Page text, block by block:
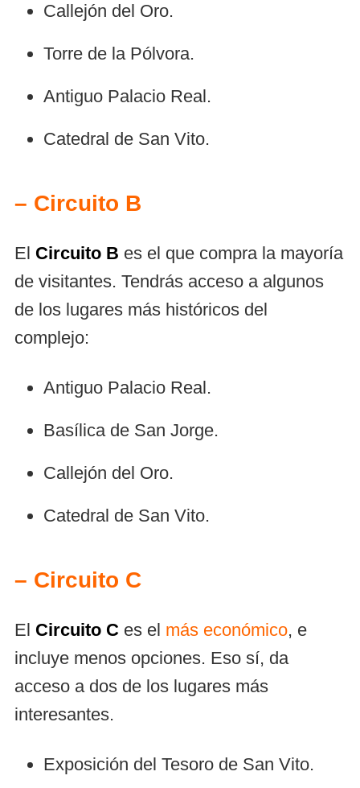
Callejón del Oro.
Torre de la Pólvora.
Antiguo Palacio Real.
Catedral de San Vito.
– Circuito B
El Circuito B es el que compra la mayoría
de visitantes. Tendrás acceso a algunos
de los lugares más históricos del
complejo:
Antiguo Palacio Real.
Basílica de San Jorge.
Callejón del Oro.
Catedral de San Vito.
– Circuito C
El Circuito C es el más económico, e
incluye menos opciones. Eso sí, da
acceso a dos de los lugares más
interesantes.
Exposición del Tesoro de San Vito.